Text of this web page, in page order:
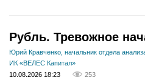
Рубль. Тревожное
Юрий Кравченко, начальник отдела
ИК «ВЕЛЕС Капитал»
10.08.2026 18:23
253